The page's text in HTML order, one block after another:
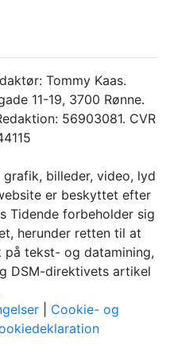
Tommy Kaas.
11-19, 3700 Rønne.
56903081. CVR
billeder, video, lyd
er beskyttet efter
Tidende forbeholder sig
herunder retten til at
på tekst- og datamining,
DSM-direktivets artikel
| Cookie- og